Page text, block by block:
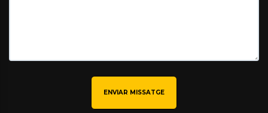
ENVIAR MISSATGE